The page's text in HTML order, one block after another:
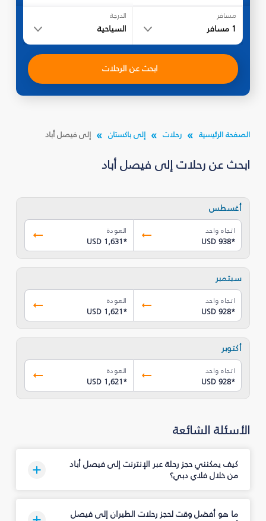
مسافر
1 مسافر
الدرجة
السياحية
ابحث عن الرحلات
الصفحة الرئيسية رحلات إلى باكستان إلى فيصل أباد
ابحث عن رحلات إلى فيصل أباد
أغسطس
اتجاه واحد
USD 938*
العودة
USD 1,631*
سبتمبر
اتجاه واحد
USD 928*
العودة
USD 1,621*
أكتوبر
اتجاه واحد
USD 928*
العودة
USD 1,621*
الأسئلة الشائعة
كيف يمكنني حجز رحلة عبر الإنترنت إلى فيصل أباد
من خلال فلاي دبي؟
ما هو أفضل وقت لحجز رحلات الطيران إلى فيصل